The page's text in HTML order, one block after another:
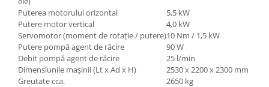
Puterea motorului orizontal
5,5 kW
Putere motor vertical
4,0 kW
Servomotor (moment de rotaţie / putere)10 Nm / 1,5 kW
Putere pompă agent de răcire
90 W
Debit pompă agent de răcire
25 l/min
Dimensiunile maşinii (Lt x Ad x H)
2530 x 2200 x 2300 mm
Greutate cca.
2650 kg